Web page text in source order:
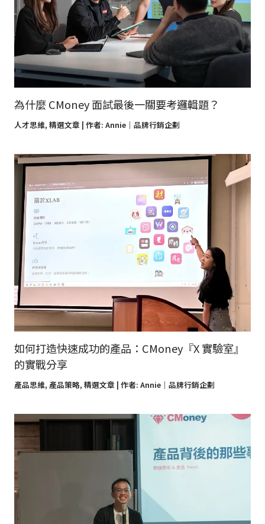
為什麼 CMoney 面試最後一關要考邏輯題？
人才思維, 精選文章 | 作者: Annie｜品牌行銷企劃
如何打造快速成功的產品：CMoney『X 實驗室』
的實戰分享
產品思維, 產品策略, 精選文章 | 作者: Annie｜品牌行銷企劃